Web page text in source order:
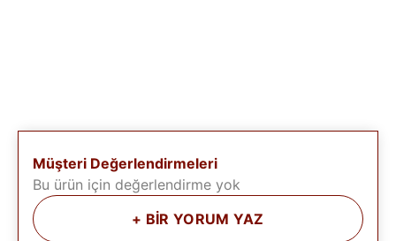
Müşteri Değerlendirmeleri
Bu ürün için değerlendirme yok
+ BİR YORUM YAZ